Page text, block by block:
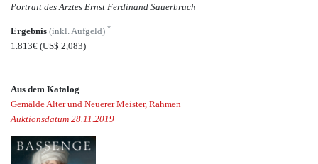
Portrait des Arztes Ernst Ferdinand Sauerbruch
Ergebnis (inkl. Aufgeld) *
1.813€ (US$ 2,083)
Aus dem Katalog
Gemälde Alter und Neuerer Meister, Rahmen
Auktionsdatum 28.11.2019